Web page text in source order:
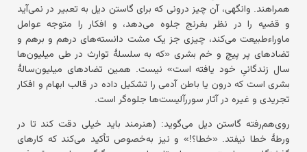
همراهند. وانگهی، آن چیز درونی که برای گاستن دیل به تعبیر در نمی‌آید
و قضیه را در نظر بغرنج جلوه می‌دهد، و افکار را متوجه عوامل
ماوراء‌طبیعت می‌کند، چیزی جز یک مشت دانسته‌های درهم و برهم و
تضادهای پر پیچ و خم بشری «که به سلسلهٔ توارث در طی میلیون‌ها
سال زندگانیِ خود یافته است» نیست. همین تضادهای میلیون‌سالهٔ
بشری است که درون یا باطن آدمی را تشکیل داده در قالب ابهام و افکار
تجریدی و غیره در آثار سوررآلیست‌ها جلوه‌گر است.
روی‌هم‌رفته گاستن دیل می‌گوید: (هنرمند باید خیلی دقت کند تا در
ورطهٔ خطا نیفتد. «خطا؟!» و نیز به‌خصوص تأکید می‌کند که کارهای